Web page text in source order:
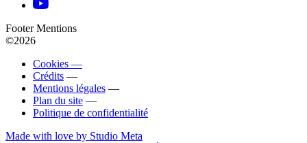
Footer Mentions
©2026
Cookies —
Crédits —
Mentions légales —
Plan du site —
Politique de confidentialité
Made with love by Studio Meta